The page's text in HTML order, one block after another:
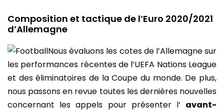
Composition et tactique de l’Euro 2020/2021
d’Allemagne
Nous évaluons les cotes de l’Allemagne sur
les performances récentes de l’UEFA Nations League
et des éliminatoires de la Coupe du monde. De plus,
nous passons en revue toutes les dernières nouvelles
concernant les appels pour présenter l’ avant-